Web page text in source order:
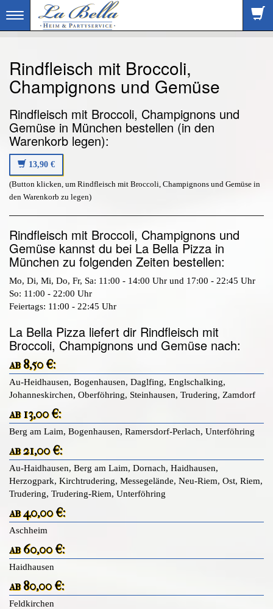
Toggle
navigation
Rindfleisch mit Broccoli,
Champignons und Gemüse
Rindfleisch mit Broccoli, Champignons und
Gemüse in München bestellen (in den
Warenkorb legen):
13,90 €
(Button klicken, um Rindfleisch mit Broccoli, Champignons und Gemüse in
den Warenkorb zu legen)
Rindfleisch mit Broccoli, Champignons und
Gemüse kannst du bei La Bella Pizza in
München zu folgenden Zeiten bestellen:
Mo, Di, Mi, Do, Fr, Sa: 11:00 - 14:00 Uhr und 17:00 - 22:45 Uhr
So: 11:00 - 22:00 Uhr
Feiertags: 11:00 - 22:45 Uhr
La Bella Pizza liefert dir Rindfleisch mit
Broccoli, Champignons und Gemüse nach:
ab 8,50 €:
Au-Heidhausen, Bogenhausen, Daglfing, Englschalking,
Johanneskirchen, Oberföhring, Steinhausen, Trudering, Zamdorf
ab 13,00 €:
Berg am Laim, Bogenhausen, Ramersdorf-Perlach, Unterföhring
ab 21,00 €:
Au-Haidhausen, Berg am Laim, Dornach, Haidhausen,
Herzogpark, Kirchtrudering, Messegelände, Neu-Riem, Ost, Riem,
Trudering, Trudering-Riem, Unterföhring
ab 40,00 €:
Aschheim
ab 60,00 €:
Haidhausen
ab 80,00 €:
Feldkirchen